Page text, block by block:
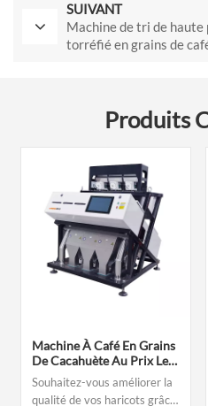
SUIVANT
Machine de tri de
torréfié en grains de
Produits
Machine À Café En Grains
De Cacahuète Au Prix Le
Plus Avantageux, Sélection
De Couleur, 192 Canaux
Souhaitez-vous améliorer la
qualité de vos haricots grâce